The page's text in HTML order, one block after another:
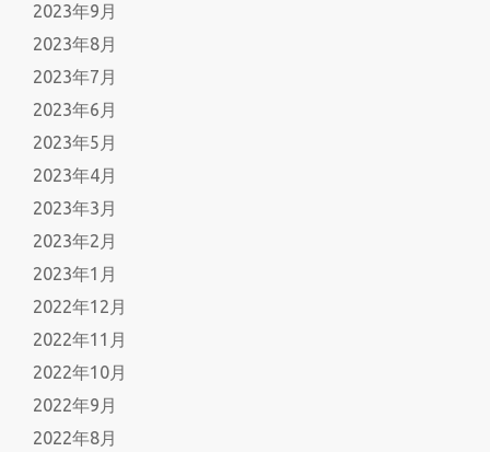
2023年9月
2023年8月
2023年7月
2023年6月
2023年5月
2023年4月
2023年3月
2023年2月
2023年1月
2022年12月
2022年11月
2022年10月
2022年9月
2022年8月